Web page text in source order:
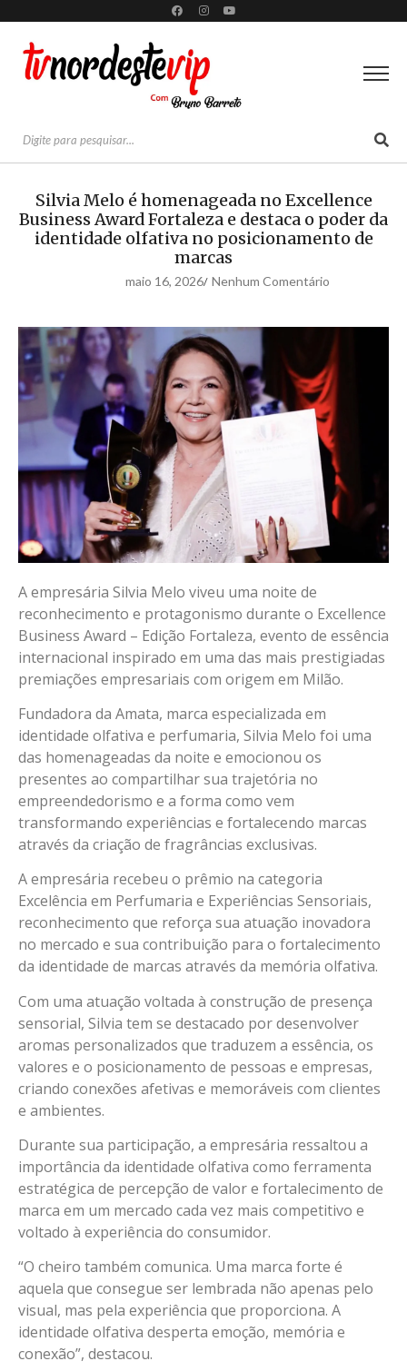
Silvia Melo é homenageada no Excellence
Business Award Fortaleza e destaca o poder da
identidade olfativa no posicionamento de
marcas
maio 16, 2026/ Nenhum Comentário
A empresária Silvia Melo viveu uma noite de
reconhecimento e protagonismo durante o Excellence
Business Award – Edição Fortaleza, evento de essência
internacional inspirado em uma das mais prestigiadas
premiações empresariais com origem em Milão.
Fundadora da Amata, marca especializada em
identidade olfativa e perfumaria, Silvia Melo foi uma
das homenageadas da noite e emocionou os
presentes ao compartilhar sua trajetória no
empreendedorismo e a forma como vem
transformando experiências e fortalecendo marcas
através da criação de fragrâncias exclusivas.
A empresária recebeu o prêmio na categoria
Excelência em Perfumaria e Experiências Sensoriais,
reconhecimento que reforça sua atuação inovadora
no mercado e sua contribuição para o fortalecimento
da identidade de marcas através da memória olfativa.
Com uma atuação voltada à construção de presença
sensorial, Silvia tem se destacado por desenvolver
aromas personalizados que traduzem a essência, os
valores e o posicionamento de pessoas e empresas,
criando conexões afetivas e memoráveis com clientes
e ambientes.
Durante sua participação, a empresária ressaltou a
importância da identidade olfativa como ferramenta
estratégica de percepção de valor e fortalecimento de
marca em um mercado cada vez mais competitivo e
voltado à experiência do consumidor.
“O cheiro também comunica. Uma marca forte é
aquela que consegue ser lembrada não apenas pelo
visual, mas pela experiência que proporciona. A
identidade olfativa desperta emoção, memória e
conexão”, destacou.